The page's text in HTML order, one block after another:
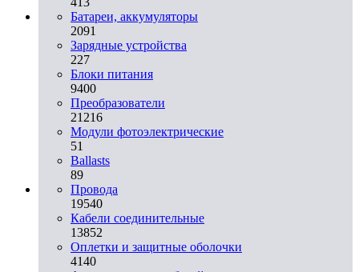
Батареи, аккумуляторы
2091
Зарядные устройства
227
Блоки питания
9400
Преобразователи
21216
Модули фотоэлектрические
51
Ballasts
89
Провода
19540
Кабели соединительные
13852
Оплетки и защитные оболочки
4140